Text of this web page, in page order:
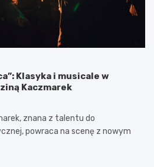
Klasyka i musicale w
Kaczmarek
znana z talentu do
powraca na scenę z nowym